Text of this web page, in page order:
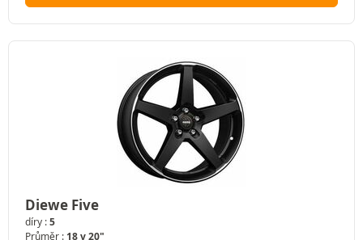
Diewe Five
díry :5
Průměr : 18 v 20"